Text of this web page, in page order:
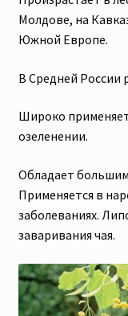
Молдове, на
Южной Европе.
В Средней России
Широко
озеленении.
Обладает
Применяется в
заболеваниях.
заваривания чая.